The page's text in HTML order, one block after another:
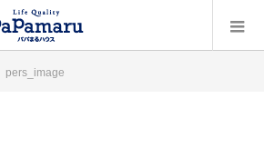
pers_image